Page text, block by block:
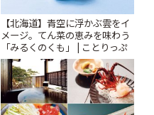
【北海道】青空に浮かぶ雲をイ
メージ。てん菜の恵みを味わう
「みるくのくも」 | ことりっぷ